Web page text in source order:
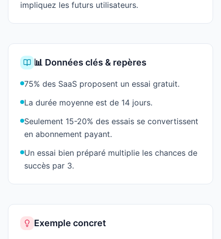
impliquez les futurs utilisateurs.
📊 Données clés & repères
75% des SaaS proposent un essai gratuit.
La durée moyenne est de 14 jours.
Seulement 15-20% des essais se convertissent
en abonnement payant.
Un essai bien préparé multiplie les chances de
succès par 3.
Exemple concret